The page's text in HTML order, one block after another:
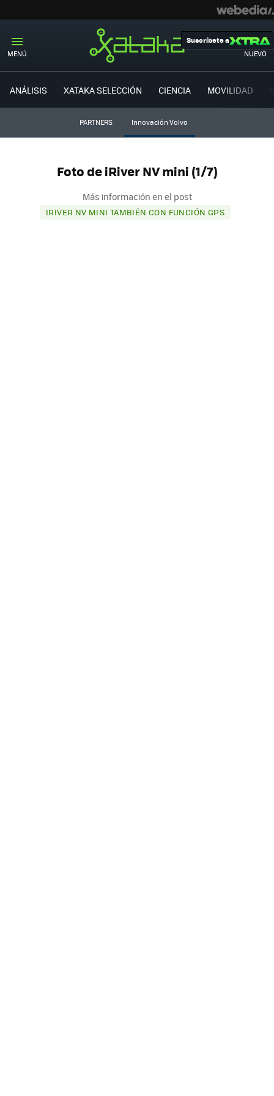
MENÚ NUEVO
Suscríbete a
ANÁLISIS XATAKA SELECCIÓN CIENCIA MOVILIDAD
PARTNERS Innovación Volvo
Foto de iRiver NV mini (1/7)
Más información en el post
IRIVER NV MINI TAMBIÉN CON FUNCIÓN GPS